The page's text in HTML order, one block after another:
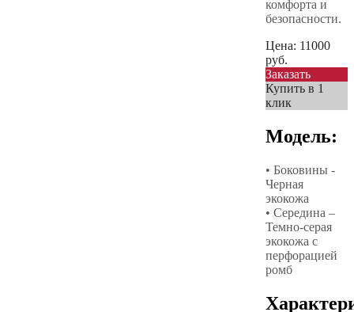
комфорта и
безопасности.
Цена: 11000
руб.
Заказать
Купить в 1
клик
Модель:
• Боковины -
Черная
экокожа
• Середина –
Темно-серая
экокожа с
перфорацией
ромб